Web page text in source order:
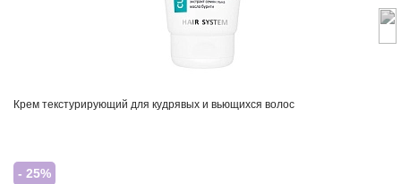
Крем текстурирующий для кудрявых и вьющихся волос
- 25%